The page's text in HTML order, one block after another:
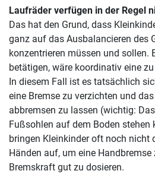
Laufräder verfügen in der Regel
Das hat den Grund, dass
ganz auf das Ausbalancieren des
konzentrieren müssen und sollen.
betätigen, wäre koordinativ eine
In diesem Fall ist es tatsächlich
eine Bremse zu verzichten und
abbremsen zu lassen (wichtig:
Fußsohlen auf dem Boden stehen
bringen Kleinkinder oft noch nicht
Händen auf, um eine
Bremskraft gut zu dosieren.